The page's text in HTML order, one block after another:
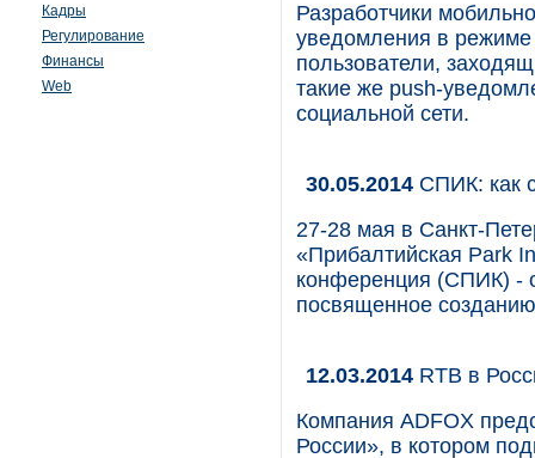
Кадры
Регулирование
Финансы
Web
Разработчики
уведомления в режиме
пользователи,
такие же push-
социальной сети.
30.05.2014 СПИК: как
27-28 мая в Санкт-
«Прибалтийская Park
конференция (СПИК) -
посвященное
12.03.2014 RTB в
Компания ADFOX
России», в котором